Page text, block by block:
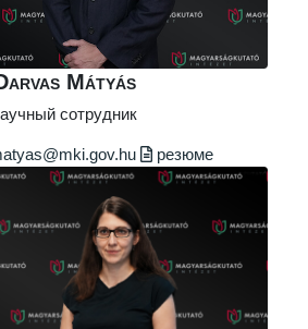
Mátyás
сотрудник
резюме